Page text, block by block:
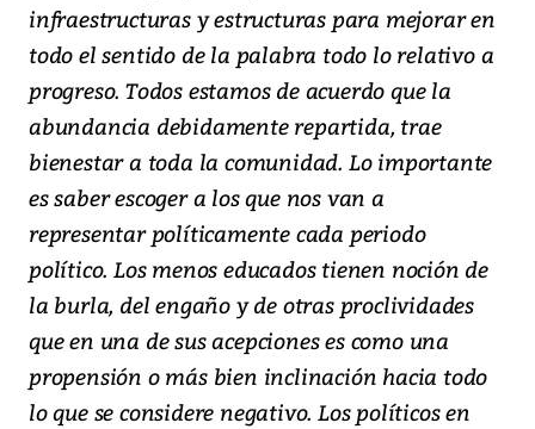
infraestructuras y estructuras para mejorar en
todo el sentido de la palabra todo lo relativo a
progreso. Todos estamos de acuerdo que la
abundancia debidamente repartida, trae
bienestar a toda la comunidad. Lo importante
es saber escoger a los que nos van a
representar políticamente cada periodo
político. Los menos educados tienen noción de
la burla, del engaño y de otras proclividades
que en una de sus acepciones es como una
propensión o más bien inclinación hacia todo
lo que se considere negativo. Los políticos en